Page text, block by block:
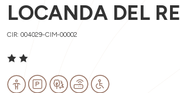
LOCANDA DEL RE
CIR: 004029-CIM-00002